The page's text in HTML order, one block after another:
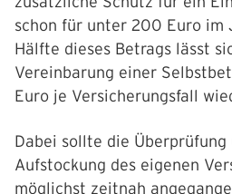
schon für unter 200 Euro im
Hälfte dieses Betrags lässt
Vereinbarung einer
Euro je Versicherungsfall
Dabei sollte die
Aufstockung des eigenen
möglichst zeitnah